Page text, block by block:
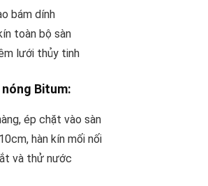
bám dính
toàn bộ sàn
lưới thủy tinh
Bitum:
ép chặt vào sàn
hàn kín mối nối
và thử nước